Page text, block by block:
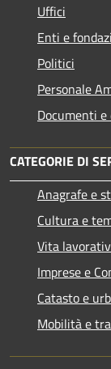
Uffici
Enti e
Politici
Personale
Documenti e
CATEGORIE DI
Anagrafe e
Cultura e
Vita
Imprese e
Catasto e
Mobilità e